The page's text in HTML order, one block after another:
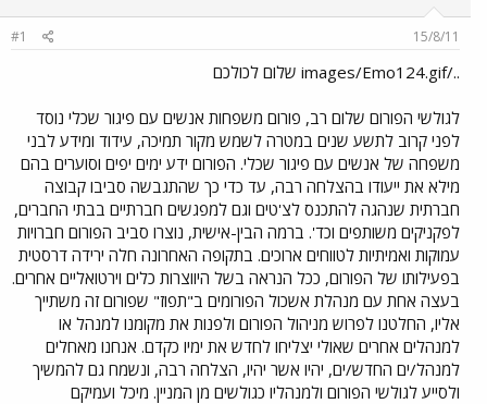
ש
ר
15/8/11
#1
../images/Emo124.gif שלום לכולכם
לגולשי הפורום שלום רב, פורום משפחות אנשים עם פיגור שכלי נוסד
לפני קרוב לתשע שנים במטרה לשמש מקור תמיכה, עידוד ומידע לבני
משפחה של אנשים עם פיגור שכלי. הפורום ידע ימים יפים וסוערים בהם
מילא את ייעודו בהצלחה רבה, עד כדי כך שהתגבשה סביבו קבוצה
חברתית שנהגה להתכנס לצ'טים וגם למפגשים חברתיים בבתי החברים,
לפקניקים משותפים וכד'. ברמה הבין-אישית, נוצרו סביב הפורום חברויות
עמוקות ואמיתיות לטווחים ארוכים. בתקופה האחרונה חלה ירידה דרסטית
בפעילותו של הפורום, ככל הנראה בשל היווצרות כלים וירטואליים אחרים.
בעצה אחת עם מנהלת אשכול הפורומים ב"תפוז" שפורום זה משתייך
אליו, החלטנו לפרוש מניהול הפורום ולפנות את מקומנו למנהל או
למנהלים אחרים שאולי יצליחו לחדש את ימיו כקדם. אנחנו מאחלים
למנהל/ים החדש/ים, יהיו אשר יהיו, הצלחה רבה, ונשמח גם להמשיך
ולסייע לגולשי הפורום ולמנהליו כגולשים מן המניין. מיכל ועמיקם